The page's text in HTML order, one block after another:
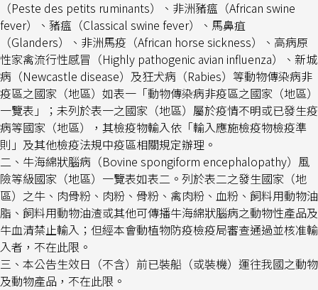
（Peste des petits ruminants）、非洲豬瘟（African swine
fever）、豬瘟（Classical swine fever）、馬鼻疽
（Glanders）、非洲馬疫（African horse sickness）、高病原
性家禽流行性感冒（Highly pathogenic avian influenza）、新城
病（Newcastle disease）及狂犬病（Rabies）等動物傳染病非
疫區之國家（地區）如表一「動物傳染病非疫區之國家（地區）
一覽表」；未列於表一之國家（地區）屬於疫情不明或已發生疫
病等國家（地區）， 其檢疫物輸入依「輸入應施檢疫物檢疫準
則」及其他檢疫法規中疫區相關規定辦理。
二、牛海綿狀腦病（Bovine spongiform encephalopathy）風
險等級國家（地區）一覽表如表二。列於表二之發生國家（地
區）之牛、肉骨粉、肉粉、骨粉、禽肉粉、血粉、飼料用動物油
脂、飼料用動物油渣或其他可傳播牛海綿狀腦病之動物性產品及
牛血清禁止輸入；但經本會動植物防疫檢疫局審查通過並核准輸
入者，不在此限。
三、本公告生效日（不含）前已裝船（或裝機）運往我國之動物
及動物產品，不在此限。